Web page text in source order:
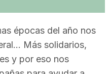
épocas del año nos
Más solidarios,
y por eso nos